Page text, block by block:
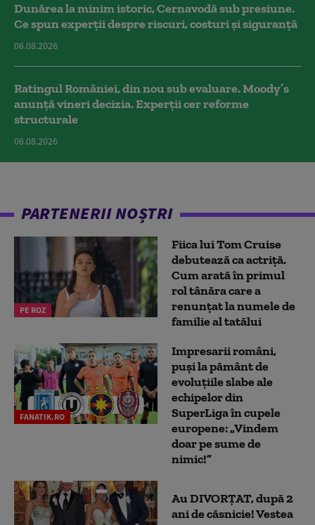
Dunărea la minim istoric, Cernavodă sub presiune.
Ce spun experții despre riscuri, costuri și siguranță
06.08.2026
Ratingul României, din nou sub evaluare. Moody’s
anunță vineri decizia. Experții cer reforme
structurale
06.08.2026
PARTENERII NOȘTRI
PE ROZ
Fiica lui Tom Cruise
debutează ca actriță.
Cum arată în primul
rol tânăra care a
renunțat la numele de
familie al tatălui
FANATIK.RO
Impresarii români,
puși la pământ de
evoluțiile slabe ale
echipelor din
SuperLiga în cupele
europene: „Vindem
doar pe sume de
nimic!”
Au DIVORȚAT, după 2
ani de căsnicie! Vestea